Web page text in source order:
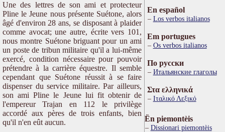
Une des lettres de son ami et protecteur
Pline le Jeune nous présente Suétone, alors
âgé d'environ 28 ans, se disposant à plaider
comme avocat; une autre, écrite vers 101,
nous montre Suétone briguant pour un ami
un poste de tribun militaire qu'il a lui-même
exercé, condition nécessaire pour pouvoir
prétendre à la carrière équestre. Il semble
cependant que Suétone réussit à se faire
dispenser du service militaire. Par ailleurs,
son ami Pline le Jeune lui fit obtenir de
l'empereur Trajan en 112 le privilège
accordé aux pères de trois enfants, bien
qu'il n'en eût aucun.
En español
Los verbos italianos
Em portugues
Os verbos italianos
По русски
Итальянские глаголы
Στα ελληνικά
Ιταλικό Λεξικό
Ën piemontèis
Dissionari piemontèis